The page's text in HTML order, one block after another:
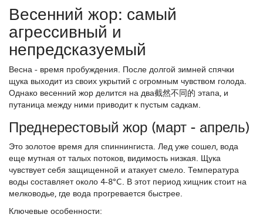
Весенний жор: самый
агрессивный и
непредсказуемый
Весна - время пробуждения. После долгой зимней спячки
щука выходит из своих укрытий с огромным чувством голода.
Однако весенний жор делится на два截然不同的 этапа, и
путаница между ними приводит к пустым садкам.
Преднерестовый жор (март - апрель)
Это золотое время для спиннингиста. Лед уже сошел, вода
еще мутная от талых потоков, видимость низкая. Щука
чувствует себя защищенной и атакует смело. Температура
воды составляет около 4-8°C. В этот период хищник стоит на
мелководье, где вода прогревается быстрее.
Ключевые особенности: